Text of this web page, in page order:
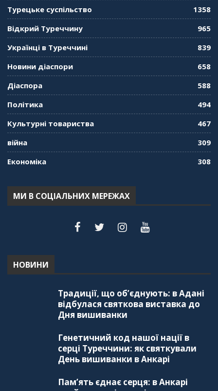
Турецьке суспільство
1358
Відкрий Туреччину
965
Українці в Туреччині
839
Новини діаспори
658
Діаспора
588
Політика
494
Культурні товариства
467
війна
309
Економіка
308
МИ В СОЦІАЛЬНИХ МЕРЕЖАХ
НОВИНИ
Традиції, що об’єднують: в Адані
відбулася святкова виставка до
Дня вишиванки
Генетичний код нашої нації в
серці Туреччини: як святкували
День вишиванки в Анкарі
Пам’ять єднає серця: в Анкарі